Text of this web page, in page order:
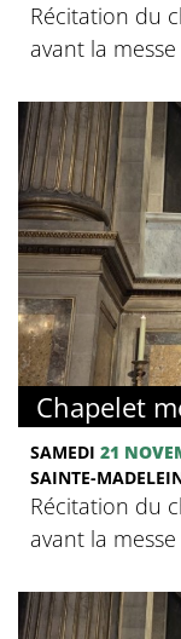
Récitation du
avant la
Chapelet
SAMEDI 21
SAINTE-
Récitation du
avant la